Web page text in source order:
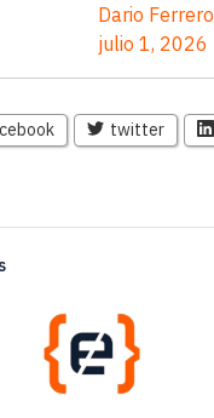
Dario Ferrero
julio 1, 2026
twitter